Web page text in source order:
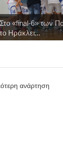
Στo «final-6» των
το Ηράκλει...
ανάρτηση